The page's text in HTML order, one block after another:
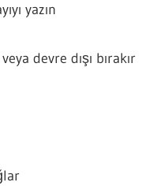
yazın
devre dışı bırakır